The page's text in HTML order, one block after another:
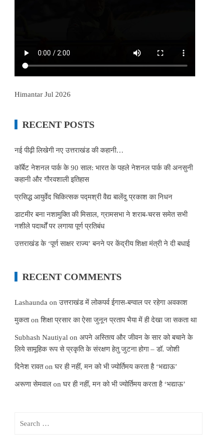
Himantar Jul 2026
RECENT POSTS
नई पीढ़ी लिखेगी नए उत्तराखंड की कहानी…
कॉर्बेट नेशनल पार्क के 90 साल: भारत के पहले नेशनल पार्क की अनसुनी
कहानी और गौरवशाली इतिहास
प्रसिद्ध आयुर्वेद चिकित्सक पद्मश्री वैद्य बालेंदु प्रकाश का निधन
डाटमीर बना नशामुक्ति की मिसाल, ग्रामसभा ने शराब-चरस समेत सभी
नशीले पदार्थों पर लगाया पूर्ण प्रतिबंध
उत्तराखंड के ‘पूर्ण साक्षर राज्य’ बनने पर केंद्रीय शिक्षा मंत्री ने दी बधाई
RECENT COMMENTS
Lashaunda onउत्तराखंड में लोकपर्व ईगास-बग्वाल पर रहेगा अवकाश
मुकताonशिक्षा प्रसार का ऐसा जुनून प्रताप भैया में ही देखा जा सकता था
Subhash Nautiyal on अपने अस्तित्व और जीवन के सार को बचाने के
लिये सामूहिक रूप से प्रकृति के संरक्षण हेतु जुटना होगा – डॉ. जोशी
दिनेश रावतonघर ही नहीं, मन को भी ज्योर्तिमय करता है ‘भद्याऊ’
अरूणा सेमवाल onघर ही नहीं, मन को भी ज्योर्तिमय करता है ‘भद्याऊ’